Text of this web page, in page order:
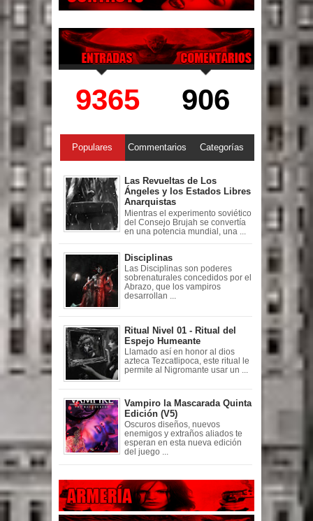
9365 906
Populares Commentarios Categorías
Las Revueltas de Los
Ángeles y los Estados Libres
Anarquistas
Mientras el experimento soviético
del Consejo Brujah se convertía
en una potencia mundial, una ...
Disciplinas
Las Disciplinas son poderes
sobrenaturales concedidos por el
Abrazo, que los vampiros
desarrollan ...
Ritual Nivel 01 - Ritual del
Espejo Humeante
Llamado así en honor al dios
azteca Tezcatlipoca, este ritual le
permite al Nigromante usar un ...
Vampiro la Mascarada Quinta
Edición (V5)
Oscuros diseños, nuevos
enemigos y extraños aliados te
esperan en esta nueva edición
del juego ...